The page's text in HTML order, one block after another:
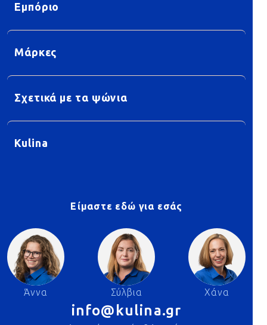
Εμπόριο
Μάρκες
Σχετικά με τα ψώνια
Kulina
Είμαστε εδώ για εσάς
Άννα Σύλβια Χάνα
info@kulina.gr